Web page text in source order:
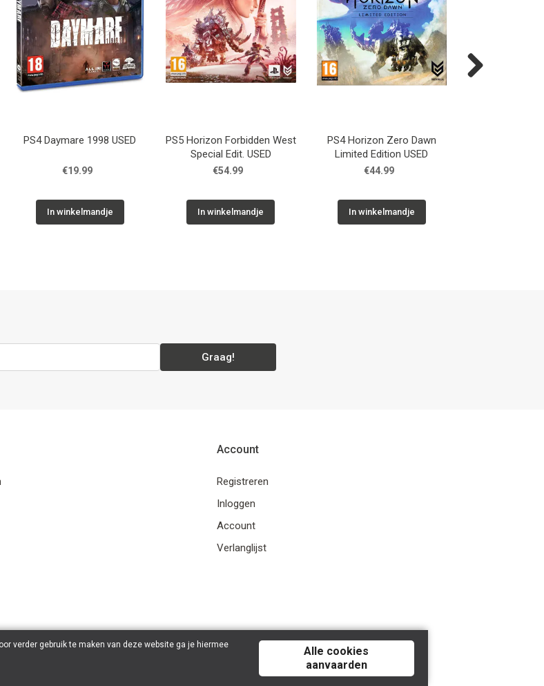
PS4 Daymare 1998 USED
€19.99
In winkelmandje
PS5 Horizon Forbidden West
Special Edit. USED
€54.99
In winkelmandje
PS4 Horizon Zero Dawn
Limited Edition USED
€44.99
In winkelmandje
Graag!
Account
Registreren
Inloggen
Account
Verlanglijst
verder gebruik te maken van deze website ga je hiermee
Alle cookies
aanvaarden